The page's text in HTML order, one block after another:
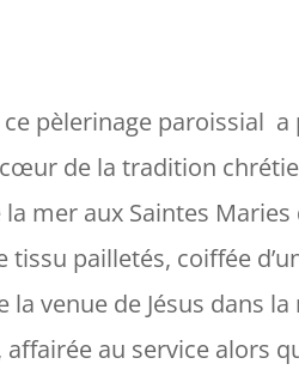
pèlerinage paroissial
de la tradition
mer aux Saintes
pailletés, coiffée
la venue de Jésus dans
affairée au service alors